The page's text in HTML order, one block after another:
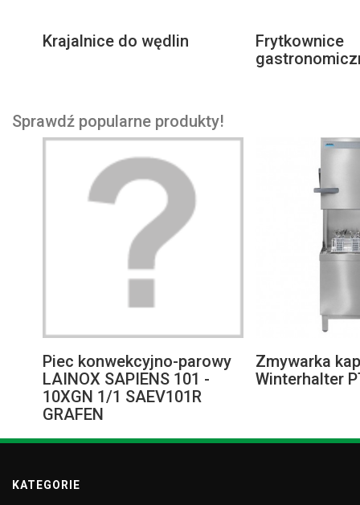
Krajalnice do wędlin
Frytkownice
Sprawdź popularne produkty!
Piec konwekcyjno-parowy
LAINOX SAPIENS 101 -
10XGN 1/1 SAEV101R
GRAFEN
Zmywarka
Winterhalter
KATEGORIE